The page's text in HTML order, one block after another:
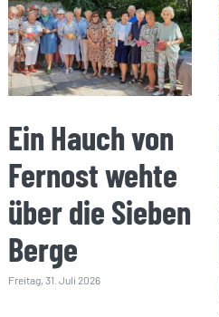
Ein Hauch von
Fernost wehte
über die Sieben
Berge
Freitag, 31. Juli 2026